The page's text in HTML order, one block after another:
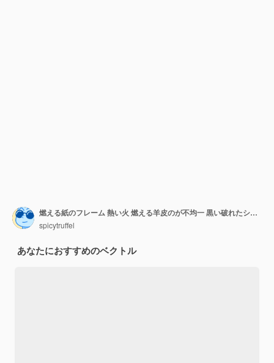
燃える紙のフレーム 熱い火 燃える羊皮のが不均一 黒い破れたシート 燃えた炎 スクラップブック・グランジ・テクスチャ ベクトル 透明な背景に隔離された現実的な要素
spicytruffel
あなたにおすすめのベクトル